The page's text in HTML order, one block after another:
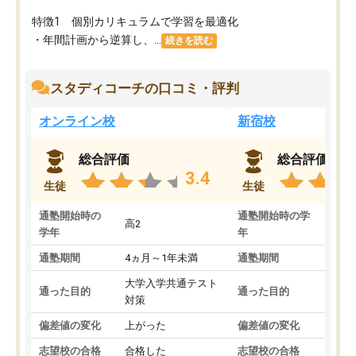
特徴1 個別カリキュラムで学習を最適化
・年間計画から逆算し、... 続きを読む
スタディコーチの口コミ・評判
オンライン校
生徒
総合評価
3.4
通塾開始時の
学年
高2
通塾期間 4ヵ月～1年未満
通った目的
大学入学共通テスト
対策
偏差値の変化 上がった
志望校の合格 合格した
新宿校
生徒
総合評価
通塾開始時の学
年
通塾期間
通った目的
偏差値の変化
志望校の合格